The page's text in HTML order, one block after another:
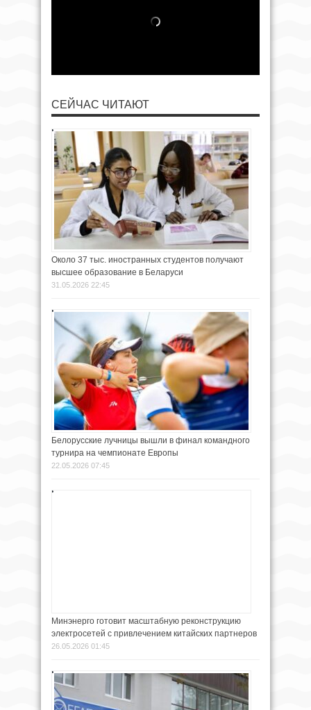
СЕЙЧАС ЧИТАЮТ
Около 37 тыс. иностранных студентов получают
высшее образование в Беларуси
31.05.2026 22:45
Белорусские лучницы вышли в финал командного
турнира на чемпионате Европы
22.05.2026 07:45
Минэнерго готовит масштабную реконструкцию
электросетей с привлечением китайских партнеров
26.05.2026 01:45